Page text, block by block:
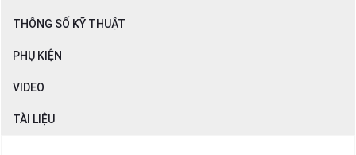
THÔNG SỐ KỸ THUẬT
PHỤ KIỆN
VIDEO
TÀI LIỆU